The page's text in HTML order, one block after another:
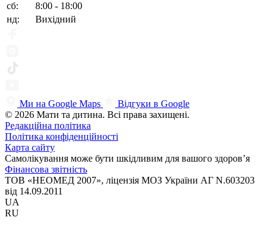
сб:
8:00 - 18:00
нд:
Вихідний
Ми на Google Maps
Відгуки в Google
© 2026 Мати та дитина. Всі права захищені.
Редакційна політика
Політика конфіденційності
Карта сайту
Самолікування може бути шкідливим для вашого здоров’я
Фінансова звітність
ТОВ «НЕОМЕД 2007», ліцензія МОЗ України АГ N.603203
від 14.09.2011
UA
RU